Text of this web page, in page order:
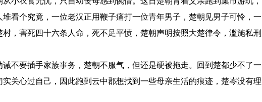
看个究竟，一位老汉正用鞭子痛打一位青年男子，楚朝见男子可怜，一
，害死四十六条人命，死不足平愤，楚朝声明按照大楚律令，滥施私刑
不要插手家族事务，楚朝不服气，但还是硬被拖走。回到楚都少不了一
关心过自己，因此跑到云中郡想找到一些母亲生活的痕迹，楚岑没有理